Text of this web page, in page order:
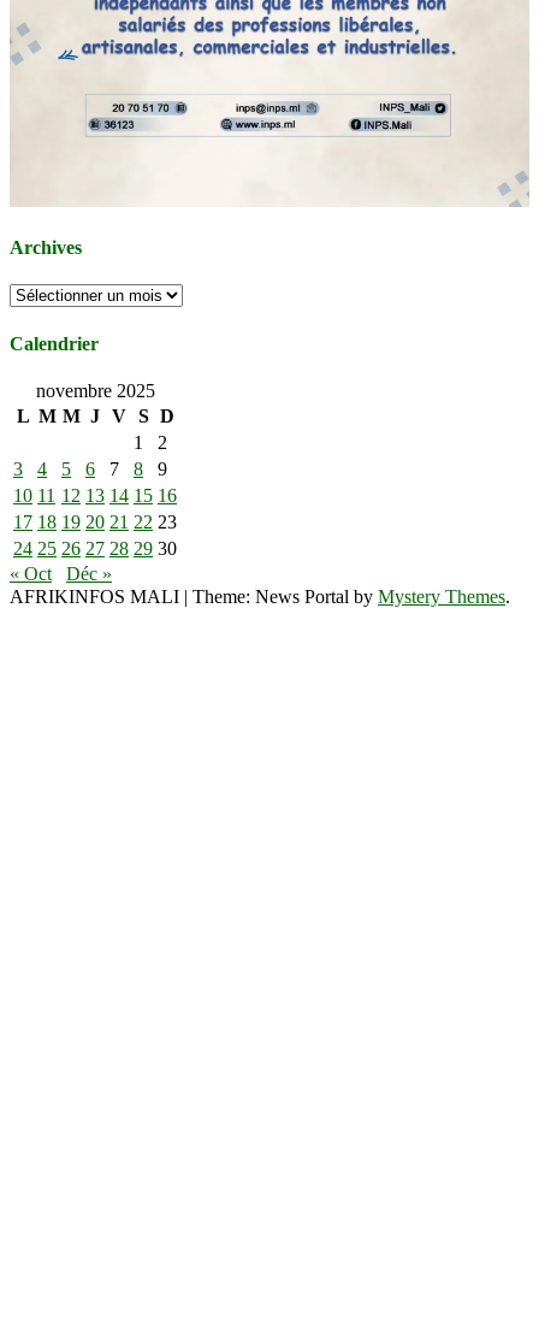
Archives
Archives
Calendrier
novembre 2025
L M M J V S D
1
2
3
4 5 6 7 8
9
10 11 12 13 14 15 16
17 18 19 20 21 22 23
24 25 26 27 28 29 30
« Oct
Déc »
AFRIKINFOS MALI | Theme: News Portal by Mystery Themes.